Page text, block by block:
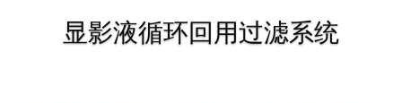
显影液循环回用过滤系统